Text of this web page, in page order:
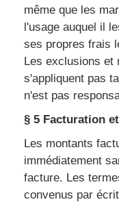
même que les
l'usage auquel il
ses propres frais
Les exclusions et
s'appliquent pas
n'est pas
§ 5 Facturation
Les montants
immédiatement
facture. Les
convenus par